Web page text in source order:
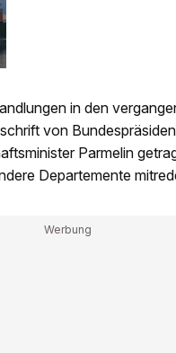
in den
von
Parmelin
Departemente